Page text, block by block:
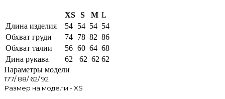
XS S M L
Длина изделия
54 54 54 54
Обхват груди
74 78 82 86
Обхват талии
56 60 64 68
Дина рукава
62 62 62 62
Параметры модели
177/ 88/ 62/ 92
Размер на модели - XS